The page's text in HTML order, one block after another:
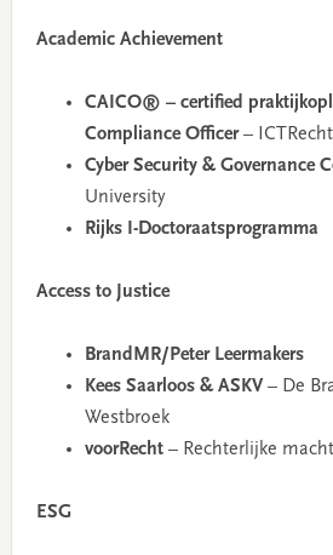
Academic Achievement
CAICO® – certified
Compliance Officer– ICTRecht
Cyber Security & Governance
University
Rijks I-Doctoraatsprogramma
Access to Justice
BrandMR/Peter Leermakers
Kees Saarloos & ASKV– De
Westbroek
voorRecht– Rechterlijke macht
ESG